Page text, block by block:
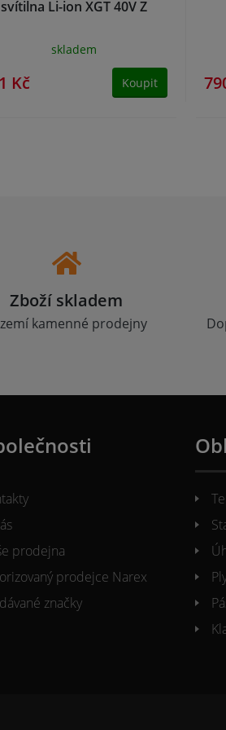
svítilna Li-ion XGT 40V Z
skladem
Kč Koupit
Zboží skladem
kamenné prodejny
prodejna
prodejce Narex
značky